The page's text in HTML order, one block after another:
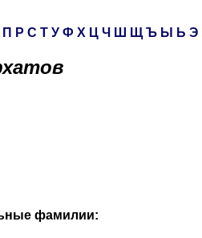
П Р С Т У Ф Х Ц Ч Ш Щ Ъ Ы Ь Э
фамилии: